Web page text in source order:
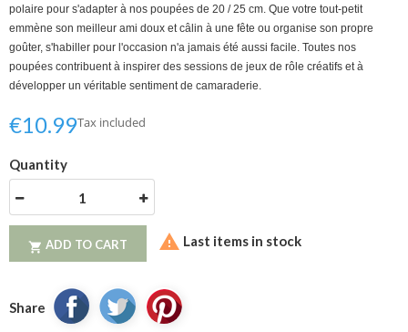
polaire pour s'adapter à nos poupées de 20 / 25 cm. Que votre tout-petit
emmène son meilleur ami doux et câlin à une fête ou organise son propre
goûter, s'habiller pour l'occasion n'a jamais été aussi facile. Toutes nos
poupées contribuent à inspirer des sessions de jeux de rôle créatifs et à
développer un véritable sentiment de camaraderie.
€10.99Tax included
Quantity
 ADD TO CART  Last items in stock
Share